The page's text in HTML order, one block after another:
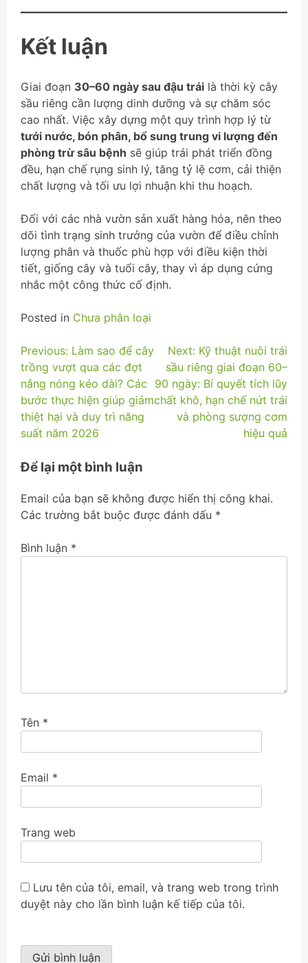
Kết luận
Giai đoạn 30–60 ngày sau đậu trái là thời kỳ cây
sầu riêng cần lượng dinh dưỡng và sự chăm sóc
cao nhất. Việc xây dựng một quy trình hợp lý từ
tưới nước, bón phân, bổ sung trung vi lượng đến
phòng trừ sâu bệnh sẽ giúp trái phát triển đồng
đều, hạn chế rụng sinh lý, tăng tỷ lệ cơm, cải thiện
chất lượng và tối ưu lợi nhuận khi thu hoạch.
Đối với các nhà vườn sản xuất hàng hóa, nên theo
dõi tình trạng sinh trưởng của vườn để điều chỉnh
lượng phân và thuốc phù hợp với điều kiện thời
tiết, giống cây và tuổi cây, thay vì áp dụng cứng
nhắc một công thức cố định.
Posted in Chưa phân loại
Điều
hướng
bài
viết
Previous: Làm sao để cây
trồng vượt qua các đợt
nắng nóng kéo dài? Các
bước thực hiện giúp giảm
thiệt hại và duy trì năng
suất năm 2026
Next: Kỹ thuật nuôi trái
sầu riêng giai đoạn 60–
90 ngày: Bí quyết tích lũy
chất khô, hạn chế nứt trái
và phòng sượng cơm
hiệu quả
Để lại một bình luận
Email của bạn sẽ không được hiển thị công khai.
Các trường bắt buộc được đánh dấu *
Bình luận *
Tên *
Email *
Trang web
Lưu tên của tôi, email, và trang web trong trình
duyệt này cho lần bình luận kế tiếp của tôi.